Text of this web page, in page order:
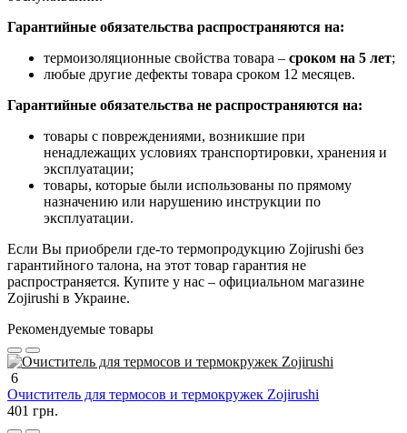
Гарантийные обязательства распространяются на:
термоизоляционные свойства товара – сроком на 5 лет;
любые другие дефекты товара сроком 12 месяцев.
Гарантийные обязательства не распространяются на:
товары с повреждениями, возникшие при
ненадлежащих условиях транспортировки, хранения и
эксплуатации;
товары, которые были использованы по прямому
назначению или нарушению инструкции по
эксплуатации.
Если Вы приобрели где-то термопродукцию Zojirushi без
гарантийного талона, на этот товар гарантия не
распространяется. Купите у нас – официальном магазине
Zojirushi в Украине.
Рекомендуемые товары
6
Очиститель для термосов и термокружек Zojirushi
401 грн.